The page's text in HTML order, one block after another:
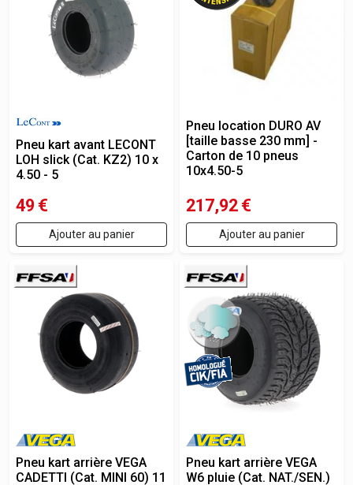
Pneu kart avant LECONT
LOH slick (Cat. KZ2) 10 x
4.50 - 5
49 €
Ajouter au panier
Pneu location DURO AV
[taille basse 230 mm] -
Carton de 10 pneus
10x4.50-5
217,92 €
Ajouter au panier
Pneu kart arrière VEGA
CADETTI (Cat. MINI 60) 11
Pneu kart arrière VEGA
W6 pluie (Cat. NAT./SEN.)